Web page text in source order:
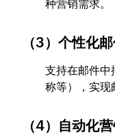
种营销需求。
（3）个性化
支持在邮件中
称等），实现
（4）自动化